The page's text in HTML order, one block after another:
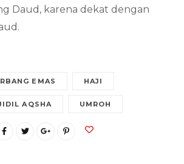
Daud, karena dekat dengan
EMAS HAJI
AQSHA UMROH